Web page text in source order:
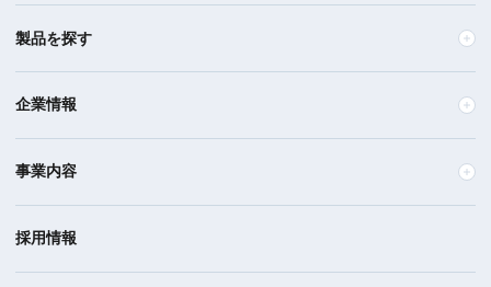
製品を探す
企業情報
事業内容
採用情報